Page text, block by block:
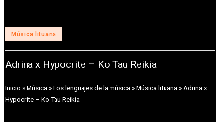
Publicado
en
Música lituana
Adrina x Hypocrite – Ko Tau Reikia
Inicio »Música »Los lenguajes de la música »Música lituana » Adrina x
Hypocrite – Ko Tau Reikia